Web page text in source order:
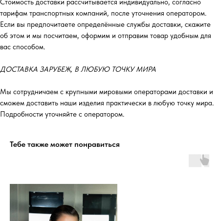
Стоимость доставки рассчитывается индивидуально, согласно
тарифам транспортных компаний, после уточнения оператором.
Если вы предпочитаете определённые службы доставки, скажите
об этом и мы посчитаем, оформим и отправим товар удобным для
вас способом.
ДОСТАВКА ЗАРУБЕЖ, В ЛЮБУЮ ТОЧКУ МИРА
Мы сотрудничаем с крупными мировыми операторами доставки и
сможем доставить наши изделия практически в любую точку мира.
Подробности уточняйте с оператором.
Тебе также может понравиться